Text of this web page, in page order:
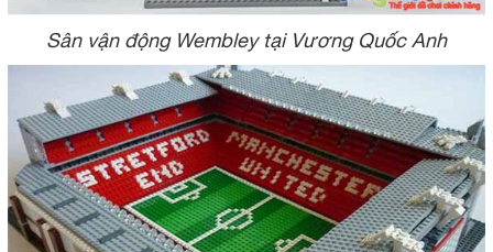
Sân vận động Wembley tại Vương Quốc Anh